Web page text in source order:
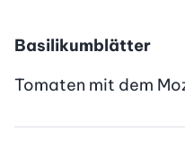
Basilikumblätter
Tomaten mit dem